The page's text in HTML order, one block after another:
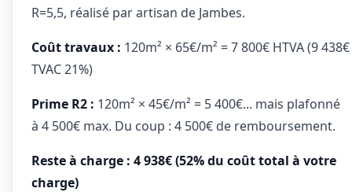
R=5,5, réalisé par artisan de Jambes.
Coût travaux : 120m² × 65€/m² = 7 800€ HTVA (9 438€
TVAC 21%)
Prime R2 : 120m² × 45€/m² = 5 400€... mais plafonné
à 4 500€ max. Du coup : 4 500€ de remboursement.
Reste à charge : 4 938€ (52% du coût total à votre
charge)